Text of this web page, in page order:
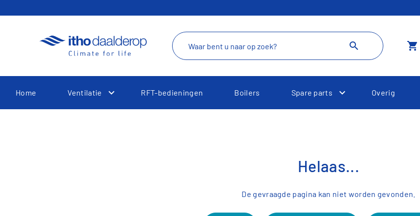
search shopping_cart
Home
Ventilatie
RFT-bedieningen Boilers
Spare parts
Overig
Helaas...
De gevraagde pagina kan niet worden gevonden.